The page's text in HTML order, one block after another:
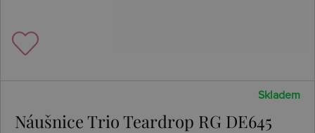
Skladem
Náušnice Trio Teardrop RG DE645